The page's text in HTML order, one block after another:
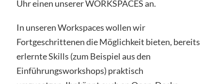
Uhr einen unserer WORKSPACES an.
In unseren Workspaces wollen wir
Fortgeschrittenen die Möglichkeit bieten, bereits
erlernte Skills (zum Beispiel aus den
Einführungsworkshops) praktisch